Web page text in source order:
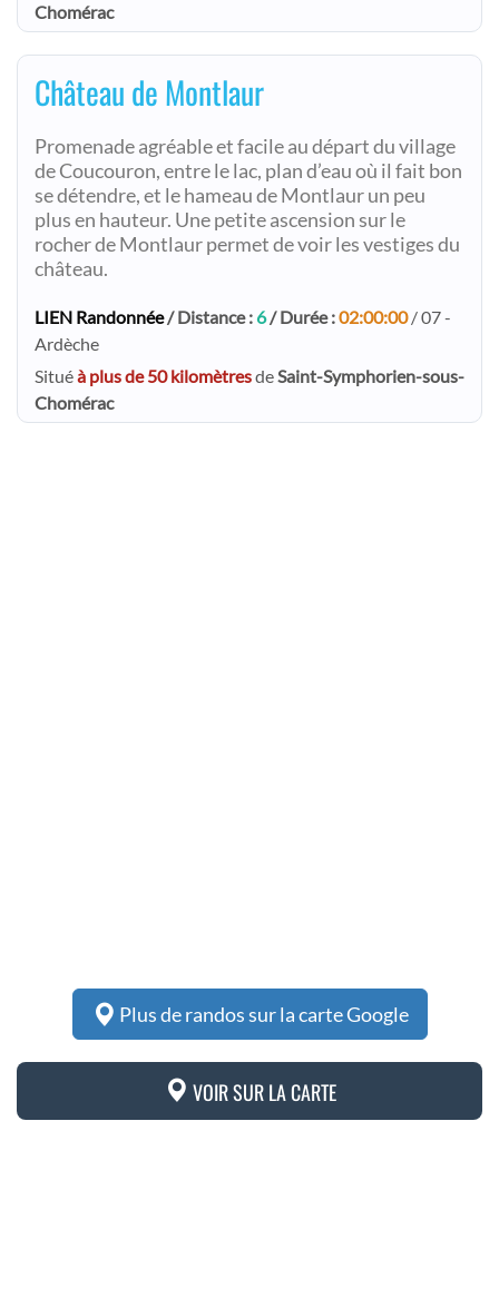
Chomérac
Château de Montlaur
Promenade agréable et facile au départ du village
de Coucouron, entre le lac, plan d’eau où il fait bon
se détendre, et le hameau de Montlaur un peu
plus en hauteur. Une petite ascension sur le
rocher de Montlaur permet de voir les vestiges du
château.
LIEN Randonnée/ Distance : 6/ Durée :02:00:00/ 07 -
Ardèche
Situéà plus de 50 kilomètresdeSaint-Symphorien-sous-
Chomérac
Plus de randos sur la carte Google
VOIR SUR LA CARTE